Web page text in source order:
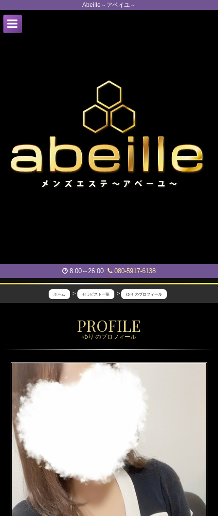
Abeille～アベイユ～
8:00～26:00 080-5917-6138
ホーム セラピスト一覧 ゆり のプロフィール
～
ア
～
PROFILE
ゆり のプロフィール